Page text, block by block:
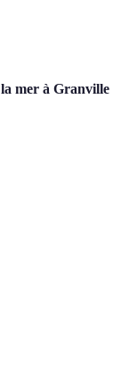
mer à Granville